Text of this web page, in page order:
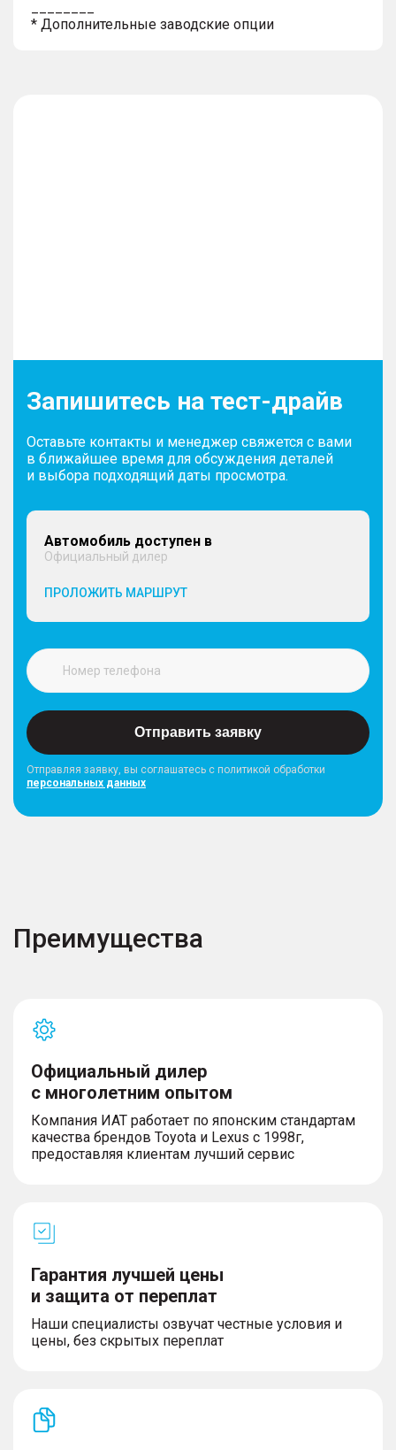
* Дополнительные заводские опции
Запишитесь на тест-драйв
Оставьте контакты и менеджер свяжется с вами
в ближайшее время для обсуждения деталей
и выбора подходящий даты просмотра.
Автомобиль доступен в
Официальный дилер
ПРОЛОЖИТЬ МАРШРУТ
Отправить заявку
Отправляя заявку, вы соглашатесь с политикой обработки
персональных данных
Преимущества
Официальный дилер
с многолетним опытом
Компания ИАТ работает по японским стандартам
качества брендов Toyota и Lexus с 1998г,
предоставляя клиентам лучший сервис
Гарантия лучшей цены
и защита от переплат
Наши специалисты озвучат честные условия и
цены, без скрытых переплат